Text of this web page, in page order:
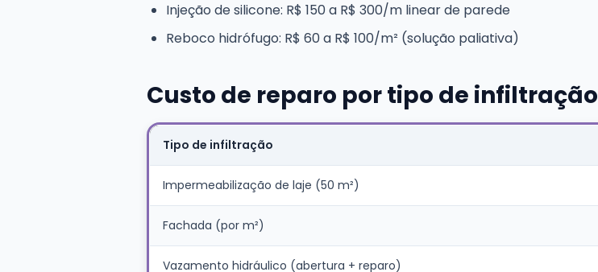
Injeção de silicone: R$ 150 a R$ 300/m linear de parede
Reboco hidrófugo: R$ 60 a R$ 100/m² (solução paliativa)
Custo de reparo por tipo de infiltração
Tipo de infiltração
Impermeabilização de laje (50 m²)
Fachada (por m²)
Vazamento hidráulico (abertura + reparo)